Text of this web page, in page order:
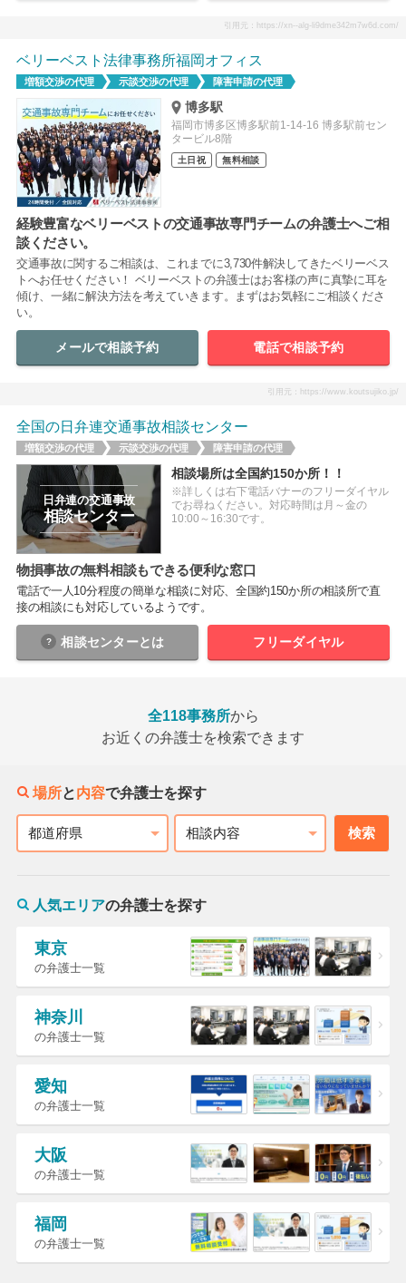
引用元：https://xn--alg-li9dme342m7w6d.com/
ベリーベスト法律事務所福岡オフィス
増額交渉の代理 示談交渉の代理 障害申請の代理
博多駅
福岡市博多区博多駅前1-14-16 博多駅前セン
タービル8階
土日祝 無料相談
経験豊富なベリーベストの交通事故専門チームの弁護士へご相
談ください。
交通事故に関するご相談は、これまでに3,730件解決してきたベリーベス
トへお任せください！ ベリーベストの弁護士はお客様の声に真摯に耳を
傾け、一緒に解決方法を考えていきます。まずはお気軽にご相談くださ
い。
メールで相談予約 電話で相談予約
引用元：https://www.koutsujiko.jp/
全国の日弁連交通事故相談センター
増額交渉の代理 示談交渉の代理 障害申請の代理
日弁連の交通事故
相談センター
相談場所は全国約150か所！！
※詳しくは右下電話バナーのフリーダイヤル
でお尋ねください。対応時間は月～金の
10:00～16:30です。
物損事故の無料相談もできる便利な窓口
電話で一人10分程度の簡単な相談に対応、全国約150か所の相談所で直
接の相談にも対応しているようです。
相談センターとは フリーダイヤル
全118事務所から
お近くの弁護士を検索できます
場所と内容で弁護士を探す
都道府県 相談内容 検索
人気エリアの弁護士を探す
東京
の弁護士一覧
神奈川
の弁護士一覧
愛知
の弁護士一覧
大阪
の弁護士一覧
福岡
の弁護士一覧